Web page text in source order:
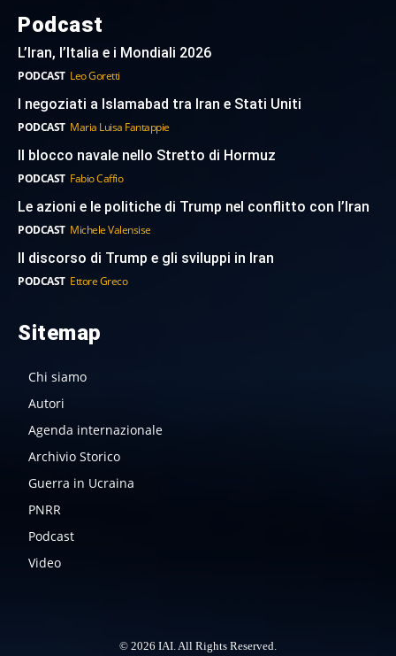
Podcast
L’Iran, l’Italia e i Mondiali 2026
PODCAST Leo Goretti
I negoziati a Islamabad tra Iran e Stati Uniti
PODCAST Maria Luisa Fantappie
Il blocco navale nello Stretto di Hormuz
PODCAST Fabio Caffio
Le azioni e le politiche di Trump nel conflitto con l’Iran
PODCAST Michele Valensise
Il discorso di Trump e gli sviluppi in Iran
PODCAST Ettore Greco
Sitemap
Chi siamo
Autori
Agenda internazionale
Archivio Storico
Guerra in Ucraina
PNRR
Podcast
Video
© 2026 IAI. All Rights Reserved.